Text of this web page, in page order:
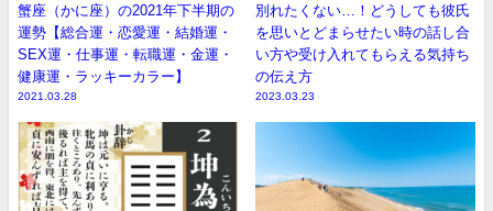
当たる！】
蟹座（かに座）の2021年下半期の
運勢【総合運・恋愛運・結婚運・
SEX運・仕事運・転職運・金運・
健康運・ラッキーカラー】
2021.03.28
別れたくない…！どうしても彼氏
を思いとどまらせたい時の話し合
い方や受け入れてもらえる気持ち
の伝え方
2023.03.23